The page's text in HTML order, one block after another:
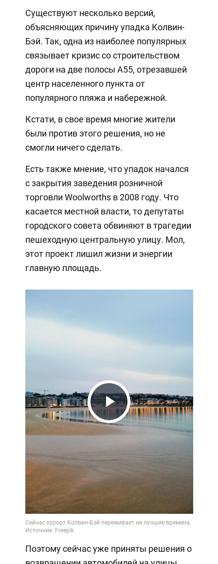
Существуют несколько версий,
объясняющих причину упадка Колвин-
Бэй. Так, одна из наиболее популярных
связывает кризис со строительством
дороги на две полосы А55, отрезавшей
центр населенного пункта от
популярного пляжа и набережной.
Кстати, в свое время многие жители
были против этого решения, но не
смогли ничего сделать.
Есть также мнение, что упадок начался
с закрытия заведения розничной
торговли Woolworths в 2008 году. Что
касается местной власти, то депутаты
городского совета обвиняют в трагедии
пешеходную центральную улицу. Мол,
этот проект лишил жизни и энергии
главную площадь.
Play
Video
Поэтому сейчас уже приняты решения о